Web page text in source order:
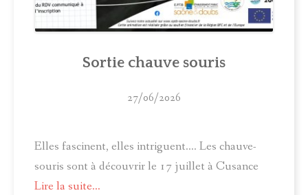
Sortie chauve souris
27/06/2026
Elles fascinent, elles intriguent.... Les chauve-
souris sont à découvrir le 17 juillet à Cusance
Lire la suite...